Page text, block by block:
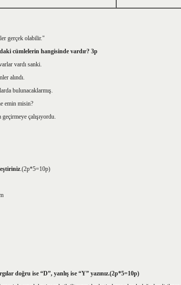
gerçek olabilir."
cümlelerin hangisinde vardır? 3p
vardı sanki.
alındı.
bulunacaklarmış.
emin misin?
çalışıyordu.
.(2p*5=10p)
doğru ise “D”, yanlış ise “Y” yazınız.(2p*5=10p)